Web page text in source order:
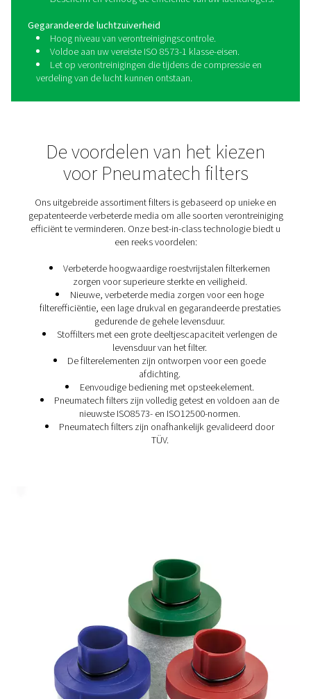
De voordelen van
persluchtfilters
Verwijder olie en vaste deeltjes uit het
Bescherm gevoelige instrumenten en
apparatuur tegen verontreiniging.
Bescherm en verhoog de efficiëntie van uw
Gegarandeerde luchtzuiverheid
Hoog niveau van verontreinigingscontrole.
Voldoe aan uw vereiste ISO 8573-1 klasse-eisen.